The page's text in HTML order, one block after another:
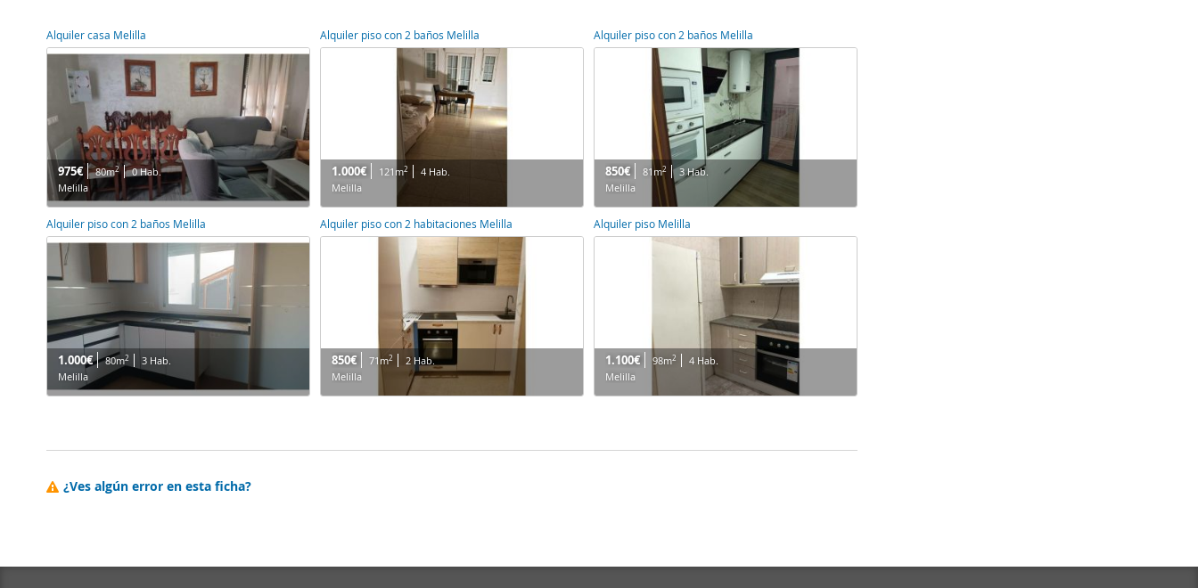
Alquiler casa Melilla
975€ 80m2
0 Hab.
Melilla
Alquiler piso con 2 baños Melilla
1.000€ 121m2
4 Hab.
Melilla
Alquiler piso con 2 baños Melilla
850€ 81m2
3 Hab.
Melilla
Alquiler piso con 2 baños Melilla
1.000€ 80m2
3 Hab.
Melilla
Alquiler piso con 2 habitaciones Melilla
850€ 71m2
2 Hab.
Melilla
Alquiler piso Melilla
1.100€ 98m2
4 Hab.
Melilla
¿Ves algún error en esta ficha?